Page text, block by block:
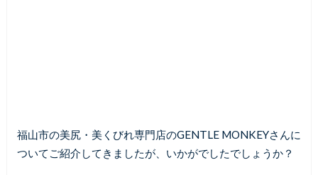
福山市の美尻・美くびれ専門店のGENTLE MONKEYさんに
ついてご紹介してきましたが、いかがでしたでしょうか？